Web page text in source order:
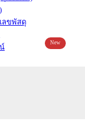
ลขพัสดุ
New